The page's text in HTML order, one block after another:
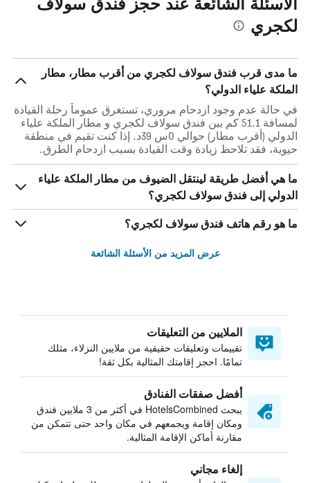
لكجري
ما مدى قرب فندق سولاف لكجري من أقرب مطار، مطار
الملكة علياء الدولي؟
في حالة عدم وجود ازدحام مروري، تستغرق عموماً رحلة القيادة
لمسافة 51.1 كم بين فندق سولاف لكجري و مطار الملكة علياء
الدولي (أقرب مطار) حوالي 0س 39د. إذا كنت تقيم في منطقة
حيوية، فقد تلاحظ زيادة وقت القيادة بسبب ازدحام الطرق.
ما هي أفضل طريقة لينتقل الضيوف من مطار الملكة علياء
الدولي إلى فندق سولاف لكجري؟
ما هو رقم هاتف فندق سولاف لكجري؟
عرض المزيد من الأسئلة الشائعة
الملايين من التعليقات
تقييمات وتعليقات حقيقية من ملايين النزلاء، مثلك
تمامًا. احجز إقامتك المثالية بكل ثقة!
أفضل صفقات الفنادق
يبحث HotelsCombined في أكثر من 3 ملايين فندق
ومكان إقامة ويجمعهم في مكان واحد حتى تتمكن من
مقارنة أماكن الإقامة المثالية.
إلغاء مجاني